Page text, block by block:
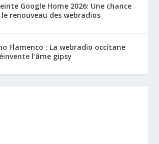
Google Home 2026: Une chance
renouveau des webradios
Flamenco : La webradio occitane
l’âme gipsy